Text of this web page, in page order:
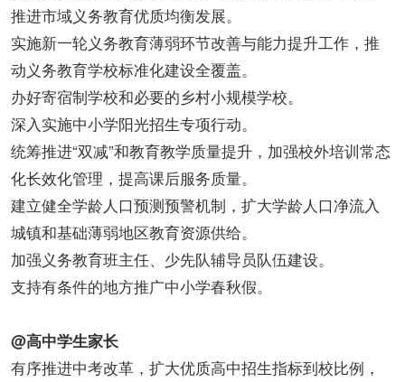
推进市域义务教育优质均衡发展。
实施新一轮义务教育薄弱环节改善与能力提升工作，推
动义务教育学校标准化建设全覆盖。
办好寄宿制学校和必要的乡村小规模学校。
深入实施中小学阳光招生专项行动。
统筹推进“双减”和教育教学质量提升，加强校外培训常态
化长效化管理，提高课后服务质量。
建立健全学龄人口预测预警机制，扩大学龄人口净流入
城镇和基础薄弱地区教育资源供给。
加强义务教育班主任、少先队辅导员队伍建设。
支持有条件的地方推广中小学春秋假。
@高中学生家长
有序推进中考改革，扩大优质高中招生指标到校比例，